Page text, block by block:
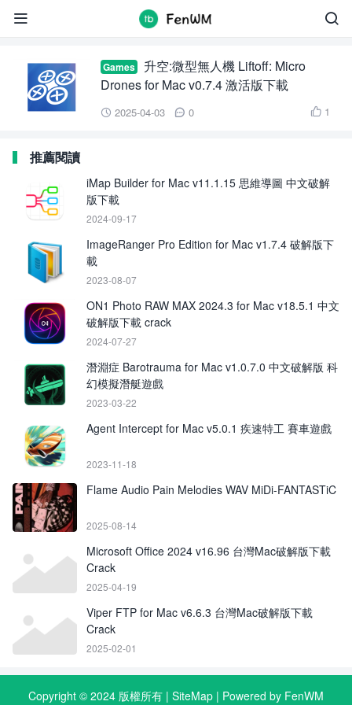

 Liftoff: Micro Drones
Games
升空:微型無人機 Liftoff: Micro
Drones for Mac v0.7.4 激活版下載
 2025-04-03  0  1
推薦閱讀
iMap Builder for Mac v11.1.15 思維導圖 中文破解
版下載
2024-09-17
ImageRanger Pro Edition for Mac v1.7.4 破解版下
載
2023-08-07
ON1 Photo RAW MAX 2024.3 for Mac v18.5.1 中文
破解版下載 crack
2024-07-27
潛淵症 Barotrauma for Mac v1.0.7.0 中文破解版 科
幻模擬潛艇遊戲
2023-03-22
Agent Intercept for Mac v5.0.1 疾速特工 賽車遊戲
2023-11-18
Flame Audio Pain Melodies WAV MiDi-FANTASTiC
2025-08-14
Microsoft Office 2024 v16.96 台灣Mac破解版下載
Crack
2025-04-19
Viper FTP for Mac v6.6.3 台灣Mac破解版下載
Crack
2025-02-01
Copyright © 2024 版權所有 | SiteMap | Powered by FenWM